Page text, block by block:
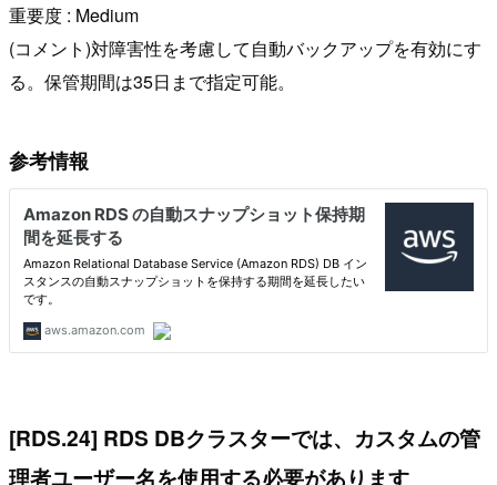
重要度 : Medium
(コメント)対障害性を考慮して自動バックアップを有効にす
る。保管期間は35日まで指定可能。
参考情報
[RDS.24] RDS DBクラスターでは、カスタムの管
理者ユーザー名を使用する必要があります